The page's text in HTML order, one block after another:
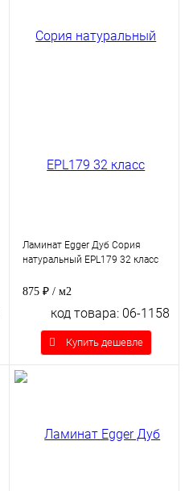
Ламинат Egger Дуб Сория
натуральный EPL179 32 класс
875 ₽ / м2
код товара: 06-1158
Купить дешевле